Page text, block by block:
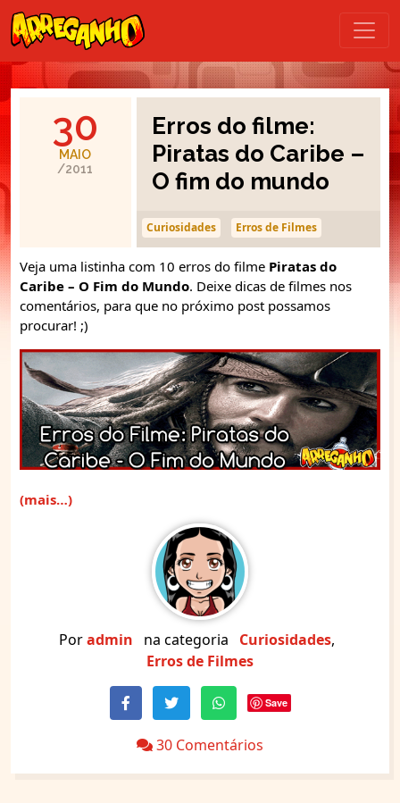
30
MAIO
/2011
Erros do filme:
Piratas do Caribe –
O fim do mundo
Curiosidades Erros de Filmes
Veja uma listinha com 10 erros do filme Piratas do
Caribe – O Fim do Mundo. Deixe dicas de filmes nos
comentários, para que no próximo post possamos
procurar! ;)
(mais…)
Poradmin na categoria Curiosidades,
Erros de Filmes
Save
30 Comentários